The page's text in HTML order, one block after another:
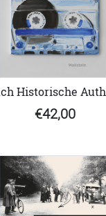
Historische
€42,00